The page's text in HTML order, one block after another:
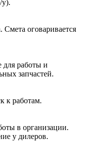
у).
Смета оговаривается
для работы и
запчастей.
к работам.
в организации.
у дилеров.